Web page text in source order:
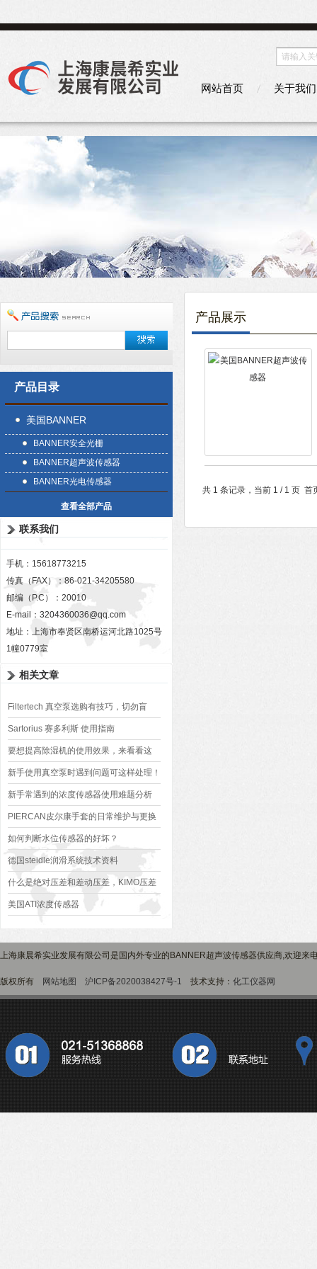
网站首页 关于我们
产品目录
美国BANNER
BANNER安全光栅
BANNER超声波传感器
BANNER光电传感器
查看全部产品
联系我们
手机：15618773215
传真（FAX）：86-021-34205580
邮编（P.C）：20010
E-mail： 3204360036@qq.com
地址：上海市奉贤区南桥运河北路1025号
1幢0779室
相关文章
Filtertech 真空泵选购有技巧，切勿盲
目！
Sartorius 赛多利斯 使用指南
要想提高除湿机的使用效果，来看看这
些！
新手使用真空泵时遇到问题可这样处理！
新手常遇到的浓度传感器使用难题分析
PIERCAN皮尔康手套的日常维护与更换
周期：延长使用寿命的实用技巧
如何判断水位传感器的好坏？
德国steidle润滑系统技术资料
什么是绝对压差和差动压差，KIMO压差
变送器如何测量它们？
美国ATI浓度传感器
产品展示
共 1 条记录，当前 1 / 1 页
上海康晨希实业发展有限公司是国内外专业的BANNER超声波传感器供应商,欢迎来
版权所有 网站地图 沪ICP备2020038427号-1 技术支持： 化工仪器网